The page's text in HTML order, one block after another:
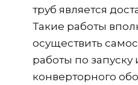
труб является
Такие работы
осуществить
работы по запуску
конверторного